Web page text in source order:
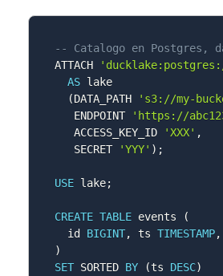
-- Catalogo en Postgres,
ATTACH
AS lake
(DATA_PATH 's3://my-
   ENDPOINT
'https://
   ACCESS_KEY_ID
'XXX' ,
   SECRET
'YYY' ) ;
USE lake;
CREATE TABLE events
(
  id
BIGINT, ts TIMESTAMP,
)
SET SORTED BY (ts DESC)